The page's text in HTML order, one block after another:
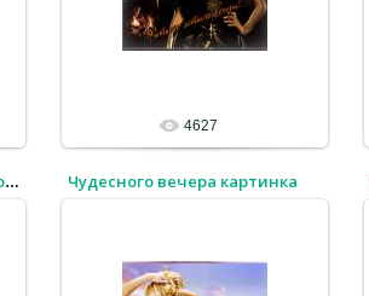
4627
Пожелания доброго приятного вечера Чудесного вечера картинка